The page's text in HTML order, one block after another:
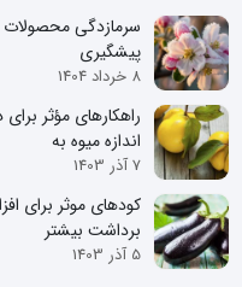
سرمازدگی
پیشگیری
8 خرداد 1404
راهکارهای مؤثر
اندازه میوه به
7 آذر 1403
کودهای موثر برای
برداشت بیشتر
5 آذر 1403